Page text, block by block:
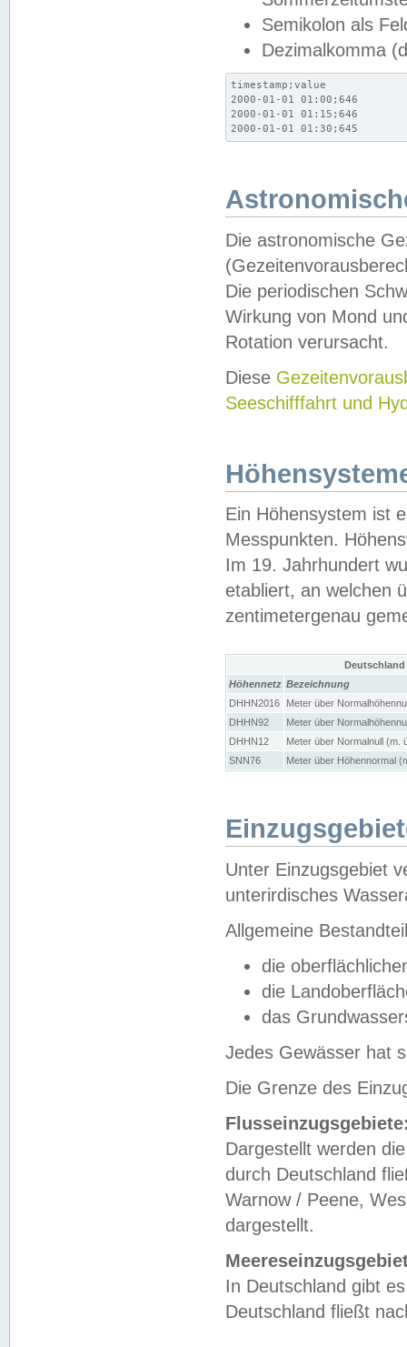
Semikolon als
Dezimalkomma
timestamp;value
2000-01-01 01:00;646
2000-01-01 01:15;646
2000-01-01 01:30;645
Die astronomische
Die periodischen
Wirkung von Mond
Rotation verursacht.
Diese
Seeschifffahrt und
Ein Höhensystem ist
Messpunkten.
Im 19. Jahrhundert
etabliert, an welchen
zentimetergenau
Höhennetz Bezeichnung
DHHN2016
Meter über
DHHN92
Meter über
DHHN12
Meter über Normalnull (m.
SNN76
Meter über Höhennormal
Unter Einzugsgebiet
unterirdisches
Allgemeine
die
die
das
Jedes Gewässer hat
Die Grenze des
Dargestellt werden
durch Deutschland
Warnow / Peene,
dargestellt.
In Deutschland gibt
Deutschland fließt